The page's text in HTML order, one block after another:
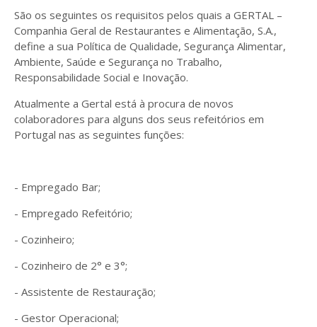
São os seguintes os requisitos pelos quais a GERTAL –
Companhia Geral de Restaurantes e Alimentação, S.A.,
define a sua Política de Qualidade, Segurança Alimentar,
Ambiente, Saúde e Segurança no Trabalho,
Responsabilidade Social e Inovação.
Atualmente a Gertal está à procura de novos
colaboradores para alguns dos seus refeitórios em
Portugal nas as seguintes funções:
- Empregado Bar;
- Empregado Refeitório;
- Cozinheiro;
- Cozinheiro de 2° e 3°;
- Assistente de Restauração;
- Gestor Operacional;